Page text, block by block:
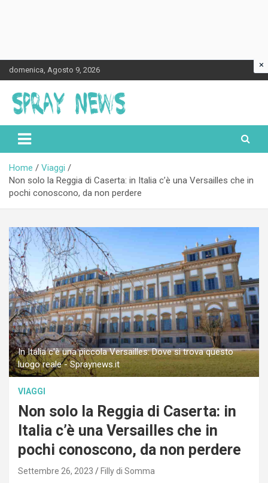
Skip
to
content
domenica, Agosto 9, 2026
Spraynews.it
Home
Viaggi
Non solo la Reggia di Caserta: in Italia c’è una Versailles che in
pochi conoscono, da non perdere
In Italia c'è una piccola Versailles: Dove si trova questo
luogo reale - Spraynews.it
VIAGGI
Non solo la Reggia di Caserta: in
Italia c’è una Versailles che in
pochi conoscono, da non perdere
Settembre 26, 2023 Filly di Somma
×